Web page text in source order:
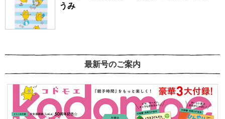
うみ
最新号のご案内